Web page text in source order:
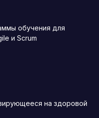
обучения для
и Scrum
на здоровой